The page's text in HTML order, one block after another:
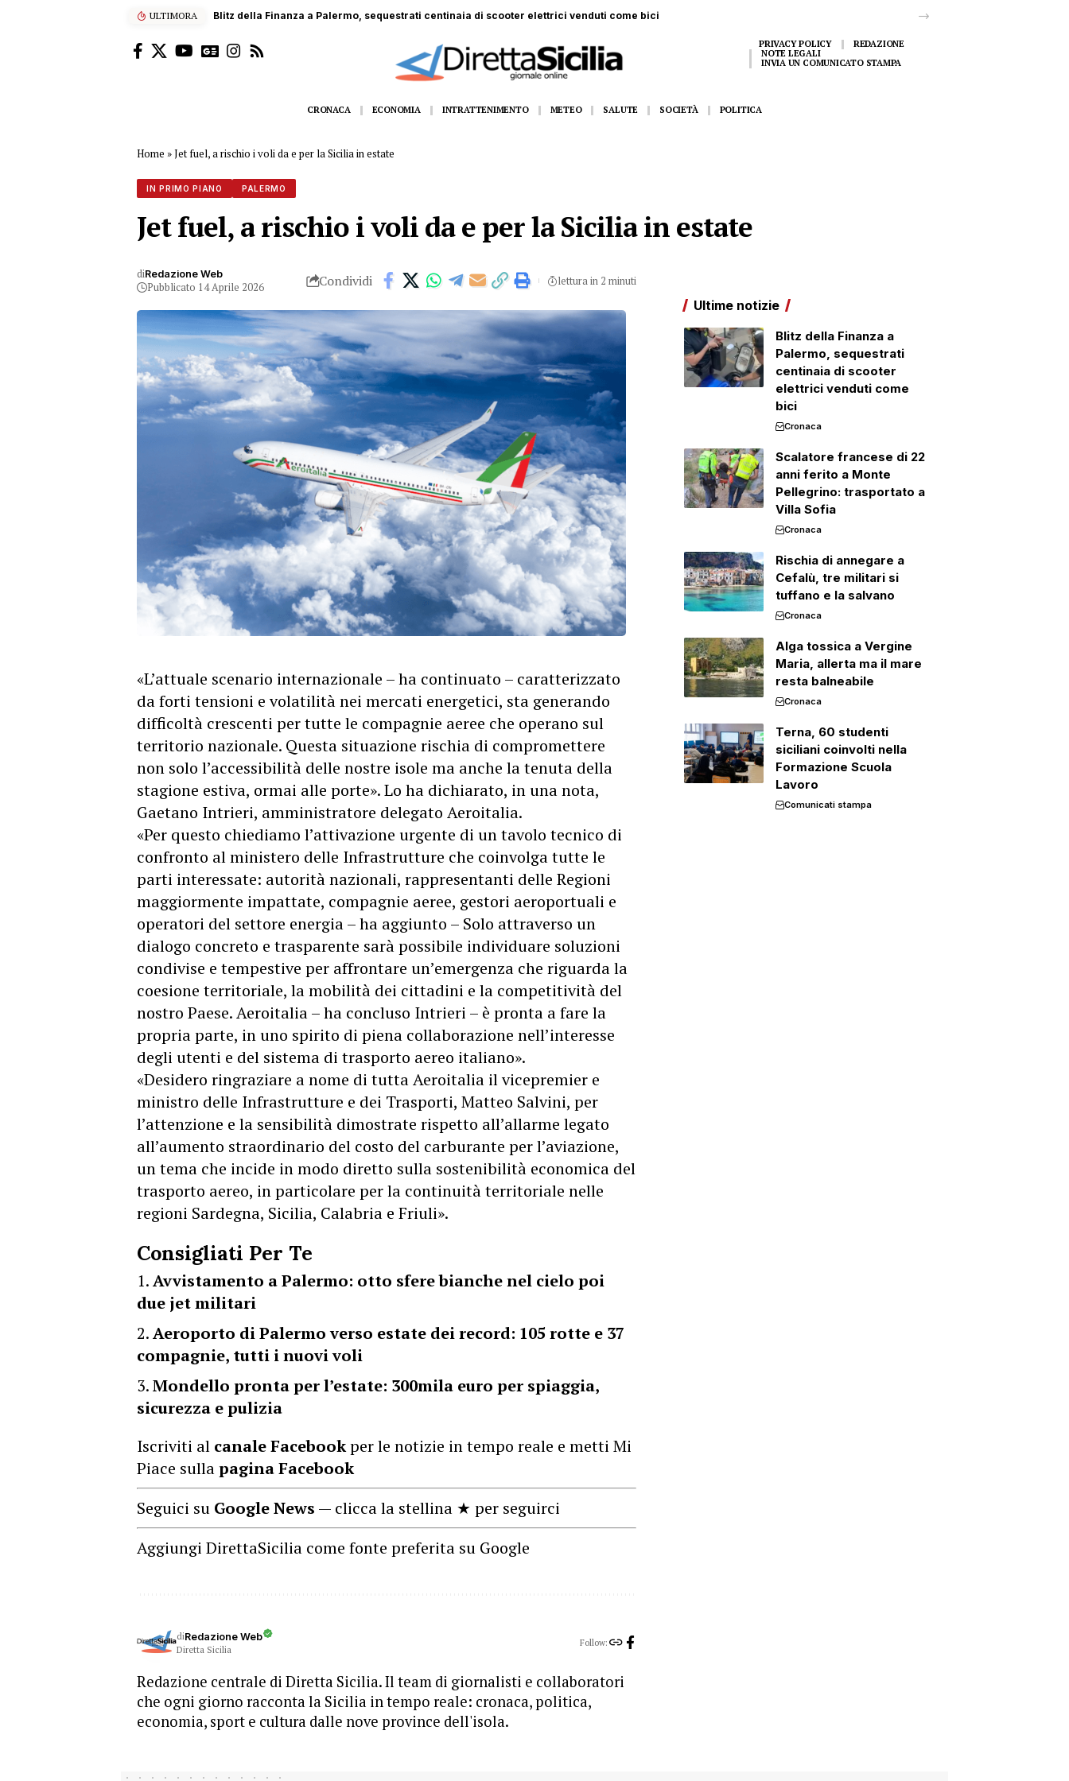
ULTIMORA Scalatore francese di 22 anni ferito a Monte Pellegrino: trasportato a Villa Sofia
PRIVACY POLICY
REDAZIONE
NOTE LEGALI
INVIA UN COMUNICATO STAMPA
CRONACA ECONOMIA INTRATTENIMENTO METEO SALUTE SOCIETÀ POLITICA
Home »Jet fuel, a rischio i voli da e per la Sicilia in estate
IN PRIMO PIANO PALERMO
Jet fuel, a rischio i voli da e per la Sicilia in estate
diRedazione Web
Pubblicato 14 Aprile 2026 Condividi lettura in 2 minuti
«L’attuale scenario internazionale – ha continuato – caratterizzato
da forti tensioni e volatilità nei mercati energetici, sta generando
difficoltà crescenti per tutte le compagnie aeree che operano sul
territorio nazionale. Questa situazione rischia di compromettere
non solo l’accessibilità delle nostre isole ma anche la tenuta della
stagione estiva, ormai alle porte». Lo ha dichiarato, in una nota,
Gaetano Intrieri, amministratore delegato Aeroitalia.
«Per questo chiediamo l’attivazione urgente di un tavolo tecnico di
confronto al ministero delle Infrastrutture che coinvolga tutte le
parti interessate: autorità nazionali, rappresentanti delle Regioni
maggiormente impattate, compagnie aeree, gestori aeroportuali e
operatori del settore energia – ha aggiunto – Solo attraverso un
dialogo concreto e trasparente sarà possibile individuare soluzioni
condivise e tempestive per affrontare un’emergenza che riguarda la
coesione territoriale, la mobilità dei cittadini e la competitività del
nostro Paese. Aeroitalia – ha concluso Intrieri – è pronta a fare la
propria parte, in uno spirito di piena collaborazione nell’interesse
degli utenti e del sistema di trasporto aereo italiano».
«Desidero ringraziare a nome di tutta Aeroitalia il vicepremier e
ministro delle Infrastrutture e dei Trasporti, Matteo Salvini, per
l’attenzione e la sensibilità dimostrate rispetto all’allarme legato
all’aumento straordinario del costo del carburante per l’aviazione,
un tema che incide in modo diretto sulla sostenibilità economica del
trasporto aereo, in particolare per la continuità territoriale nelle
regioni Sardegna, Sicilia, Calabria e Friuli».
Consigliati Per Te
Avvistamento a Palermo: otto sfere bianche nel cielo poi
due jet militari
Aeroporto di Palermo verso estate dei record: 105 rotte e 37
compagnie, tutti i nuovi voli
Mondello pronta per l’estate: 300mila euro per spiaggia,
sicurezza e pulizia
Iscriviti al canale Facebookper le notizie in tempo reale e metti Mi
Piace sullapagina Facebook
Seguici su Google News — clicca la stellina ★ per seguirci
Aggiungi DirettaSicilia come fonte preferita su Google
diRedazione Web
Diretta Sicilia
Follow:
Redazione centrale di Diretta Sicilia. Il team di giornalisti e collaboratori
che ogni giorno racconta la Sicilia in tempo reale: cronaca, politica,
economia, sport e cultura dalle nove province dell'isola.
Ultime notizie
Blitz della Finanza a
Palermo, sequestrati
centinaia di scooter
elettrici venduti come
bici
Cronaca
Scalatore francese di 22
anni ferito a Monte
Pellegrino: trasportato a
Villa Sofia
Cronaca
Rischia di annegare a
Cefalù, tre militari si
tuffano e la salvano
Cronaca
Alga tossica a Vergine
Maria, allerta ma il mare
resta balneabile
Cronaca
Terna, 60 studenti
siciliani coinvolti nella
Formazione Scuola
Lavoro
Comunicati stampa